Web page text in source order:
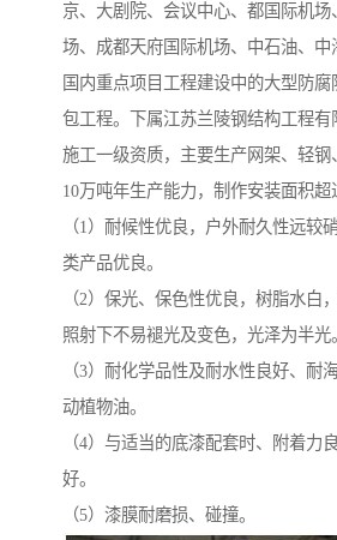
京、大剧院、会议中心、都国际机
场、成都天府国际机场、中石油、中
国内重点项目工程建设中的大型防
包工程。下属江苏兰陵钢结构工程有
施工一级资质，主要生产网架、轻钢
10万吨年生产能力，制作安装面积超
（1）耐候性优良，户外耐久性远较
类产品优良。
（2）保光、保色性优良，树脂水白
照射下不易褪光及变色，光泽为半光。
（3）耐化学品性及耐水性良好、耐
动植物油。
（4）与适当的底漆配套时、附着力
好。
（5）漆膜耐磨损、碰撞。